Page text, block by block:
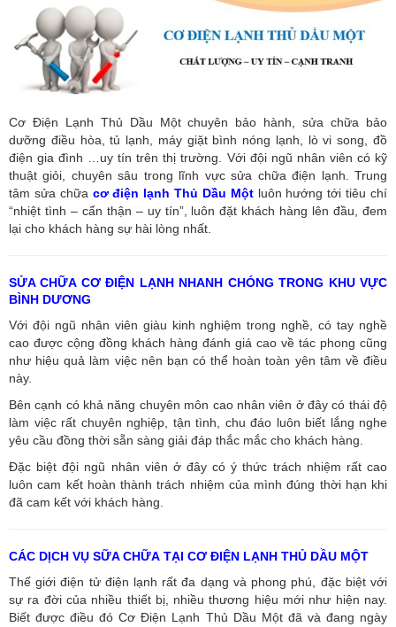
Cơ Điện Lạnh Thủ Dầu Một chuyên bảo hành, sửa chữa bảo
dưỡng điều hòa, tủ lạnh, máy giặt bình nóng lạnh, lò vi song, đồ
điện gia đình …uy tín trên thị trường. Với đội ngũ nhân viên có kỹ
thuật giỏi, chuyên sâu trong lĩnh vực sửa chữa điện lạnh. Trung
tâm sửa chữa cơ điện lạnh Thủ Dầu Mộtluôn hướng tới tiêu chí
“nhiệt tình – cẩn thận – uy tín”, luôn đặt khách hàng lên đầu, đem
lại cho khách hàng sự hài lòng nhất.
SỬA CHỮA CƠ ĐIỆN LẠNH NHANH CHÓNG TRONG KHU VỰC
BÌNH DƯƠNG
Với đội ngũ nhân viên giàu kinh nghiệm trong nghề, có tay nghề
cao được cộng đồng khách hàng đánh giá cao về tác phong cũng
như hiệu quả làm việc nên bạn có thể hoàn toàn yên tâm về điều
này.
Bên cạnh có khả năng chuyên môn cao nhân viên ở đây có thái độ
làm việc rất chuyên nghiệp, tận tình, chu đáo luôn biết lắng nghe
yêu cầu đồng thời sẵn sàng giải đáp thắc mắc cho khách hàng.
Đặc biệt đội ngũ nhân viên ở đây có ý thức trách nhiệm rất cao
luôn cam kết hoàn thành trách nhiệm của mình đúng thời hạn khi
đã cam kết với khách hàng.
CÁC DỊCH VỤ SỮA CHỮA TẠI CƠ ĐIỆN LẠNH THỦ DẦU MỘT
Thế giới điện tử điện lạnh rất đa dạng và phong phú, đặc biệt với
sự ra đời của nhiều thiết bị, nhiều thương hiệu mới như hiện nay.
Biết được điều đó Cơ Điện Lạnh Thủ Dầu Một đã và đang ngày